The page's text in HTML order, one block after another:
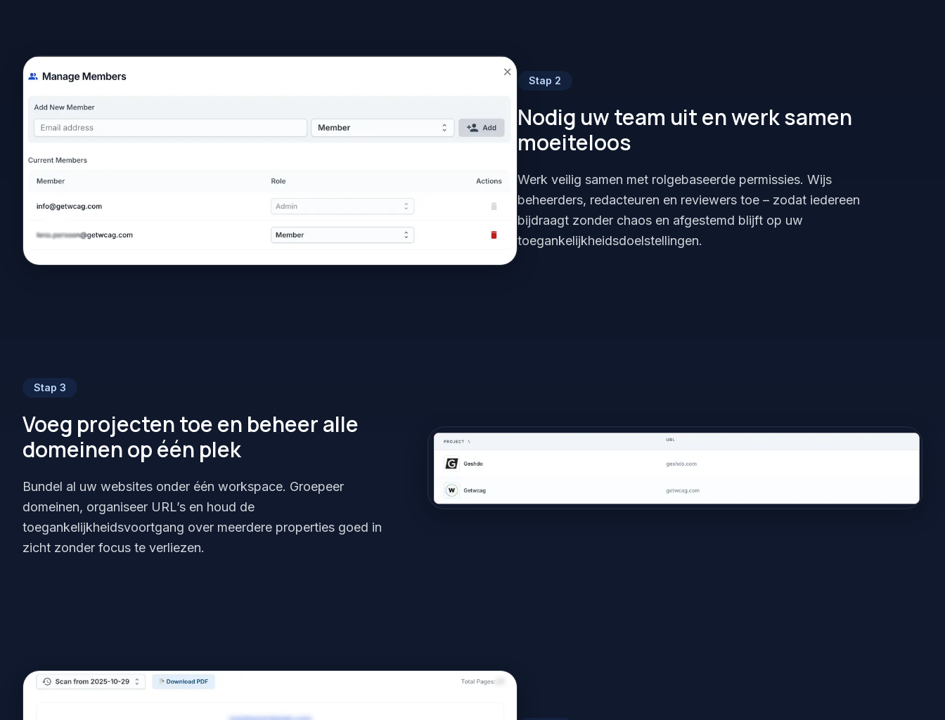
Stap 2
Nodig uw team uit en werk samen
moeiteloos
Werk veilig samen met rolgebaseerde permissies. Wijs
beheerders, redacteuren en reviewers toe – zodat iedereen
bijdraagt zonder chaos en afgestemd blijft op uw
toegankelijkheidsdoelstellingen.
Stap 3
Voeg projecten toe en beheer alle
domeinen op één plek
Bundel al uw websites onder één workspace. Groepeer
domeinen, organiseer URL’s en houd de
toegankelijkheidsvoortgang over meerdere properties goed in
zicht zonder focus te verliezen.